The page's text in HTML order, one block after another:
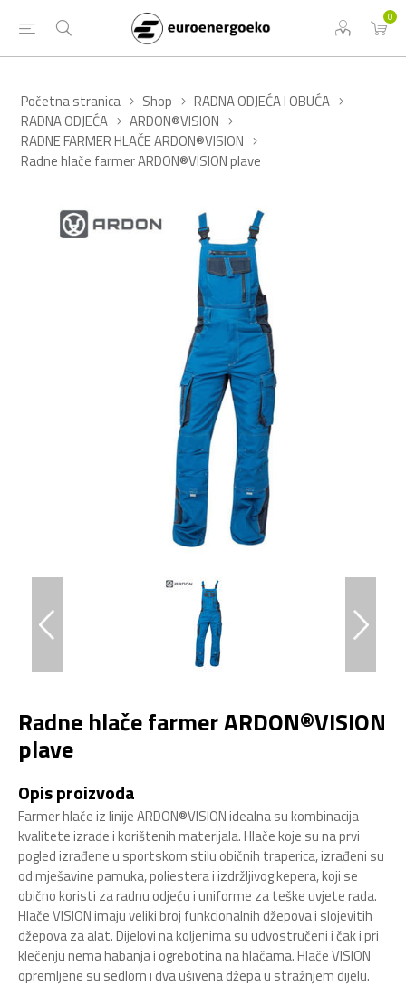
0
Početna stranica Shop
RADNA ODJEĆA I OBUĆA
RADNA ODJEĆA
ARDON®VISION
RADNE FARMER HLAČE ARDON®VISION
Radne hlače farmer ARDON®VISION plave
Radne hlače farmer ARDON®VISION
plave
Opis proizvoda
Farmer hlače iz linije ARDON®VISION idealna su kombinacija
kvalitete izrade i korištenih materijala. Hlače koje su na prvi
pogled izrađene u sportskom stilu običnih traperica, izrađeni su
od mješavine pamuka, poliestera i izdržljivog kepera, koji se
obično koristi za radnu odjeću i uniforme za teške uvjete rada.
Hlače VISION imaju veliki broj funkcionalnih džepova i slojevitih
džepova za alat. Dijelovi na koljenima su udvostručeni i čak i pri
klečenju nema habanja i ogrebotina na hlačama. Hlače VISION
opremljene su sedlom i dva ušivena džepa u stražnjem dijelu.